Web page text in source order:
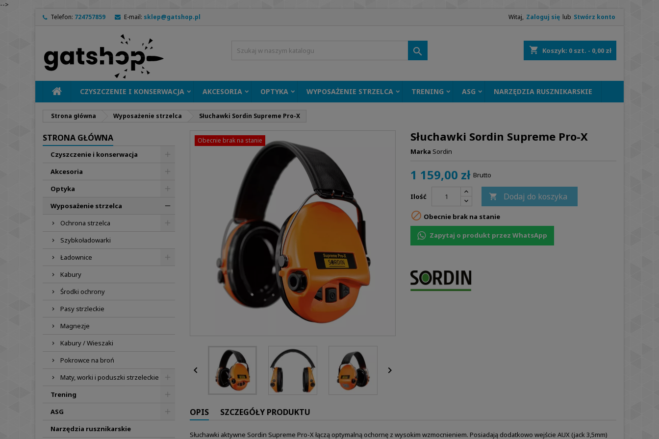
-->
Telefon: 724757859 E-mail: sklep@gatshop.pl Witaj, Zaloguj się lub Stwórz konto
shopping_cart Koszyk: 0 szt. - 0,00 zł

CZYSZCZENIE I KONSERWACJA AKCESORIA OPTYKA WYPOSAŻENIE STRZELCA TRENING ASG NARZĘDZIA RUSZNIKARSKIE
Strona główna Wyposażenie strzelca Słuchawki Sordin Supreme Pro-X
STRONA GŁÓWNA
Czyszczenie i konserwacja
Akcesoria
Optyka
Wyposażenie strzelca
Ochrona strzelca
Szybkoładowarki
Ładownice
Kabury
Środki ochrony
Pasy strzleckie
Magnezje
Kabury / Wieszaki
Pokrowce na broń
Maty, worki i poduszki strzeleckie
Trening
ASG
Narzędzia rusznikarskie
Obecnie brak na stanie
 
Słuchawki Sordin Supreme Pro-X
Marka Sordin
1 159,00 zł Brutto
Ilość  Dodaj do koszyka
 Obecnie brak na stanie
Zapytaj o produkt przez WhatsApp
OPIS SZCZEGÓŁY PRODUKTU
Słuchawki aktywne Sordin Supreme Pro-X łączą optymalną ochornę z wysokim wzmocnieniem. Posiadają dodatkowo wejście AUX (jack 3,5mm)